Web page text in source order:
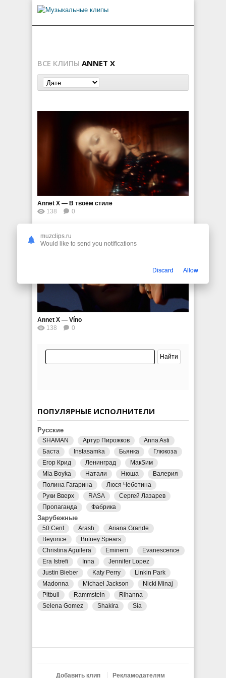
ВСЕ КЛИПЫ ANNET X
Annet X — В твоём стиле
138
0
Annet X — Víno
138
0
ПОПУЛЯРНЫЕ ИСПОЛНИТЕЛИ
Русские
SHAMAN Артур Пирожков
Anna Asti
Баста
Instasamka Бьянка
Глюкоза
Егор Крид
Ленинград
МакSим
Mia Boyka
Натали Нюша
Валерия
Полина Гагарина
Люся Чеботина
Руки Вверх
RASA
Сергей Лазарев
Пропаганда
Фабрика
Зарубежные
50 Cent Arash
Ariana Grande
Beyonce
Britney Spears
Christina Aguilera
Eminem
Evanescence
Era Istrefi
Inna
Jennifer Lopez
Justin Bieber
Katy Perry
Linkin Park
Madonna
Michael Jackson
Nicki Minaj
Pitbull
Rammstein
Rihanna
Selena Gomez
Shakira Sia
Добавить клип Рекламодателям
muzclips.ru
Would like to send you notifications
Discard Allow